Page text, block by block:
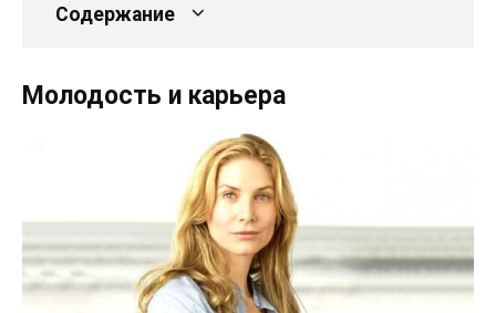
Содержание
Молодость и карьера